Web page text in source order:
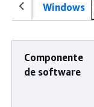
Windows
Componente
de software